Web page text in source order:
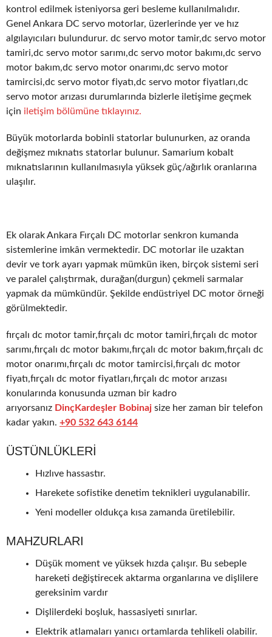
kontrol edilmek isteniyorsa geri besleme kullanılmalıdır.
Genel Ankara DC servo motorlar, üzerlerinde yer ve hız
algılayıcıları bulundurur. dc servo motor tamir,dc servo motor
tamiri,dc servo motor sarımı,dc servo motor bakımı,dc servo
motor bakım,dc servo motor onarımı,dc servo motor
tamircisi,dc servo motor fiyatı,dc servo motor fiyatları,dc
servo motor arızası durumlarında bizlerle iletişime geçmek
için iletişim bölümüne tıklayınız.
Büyük motorlarda bobinli statorlar bulunurken, az oranda
değişmez mıknatıs statorlar bulunur. Samarium kobalt
mıknatıslarının kullanılmasıyla yüksek güç/ağırlık oranlarına
ulaşılır.
Ek olarak Ankara Fırçalı DC motorlar senkron kumanda
sistemlerine imkân vermektedir. DC motorlar ile uzaktan
devir ve tork ayarı yapmak mümkün iken, birçok sistemi seri
ve paralel çalıştırmak, durağan(durgun) çekmeli sarmalar
yapmak da mümkündür. Şekilde endüstriyel DC motor örneği
görülmektedir.
fırçalı dc motor tamir,fırçalı dc motor tamiri,fırçalı dc motor
sarımı,fırçalı dc motor bakımı,fırçalı dc motor bakım,fırçalı dc
motor onarımı,fırçalı dc motor tamircisi,fırçalı dc motor
fiyatı,fırçalı dc motor fiyatları,fırçalı dc motor arızası
konularında konusunda uzman bir kadro
arıyorsanız DinçKardeşler Bobinaj size her zaman bir telefon
kadar yakın. +90 532 643 6144
ÜSTÜNLÜKLERI
Hızlıve hassastır.
Harekete sofistike denetim teknikleri uygulanabilir.
Yeni modeller oldukça kısa zamanda üretilebilir.
MAHZURLARI
Düşük moment ve yüksek hızda çalışır. Bu sebeple
hareketi değiştirecek aktarma organlarına ve dişlilere
gereksinim vardır
Dişlilerdeki boşluk, hassasiyeti sınırlar.
Elektrik atlamaları yanıcı ortamlarda tehlikeli olabilir.